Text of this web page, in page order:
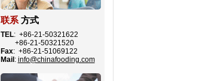
联系方式
TEL: +86-21-50321622
+86-21-50321520
Fax: +86-21-51069122
Mail : info@chinafooding.com